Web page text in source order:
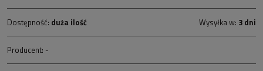
Dostępność: duża ilość Wysyłka w: 3 dni
Producent: -